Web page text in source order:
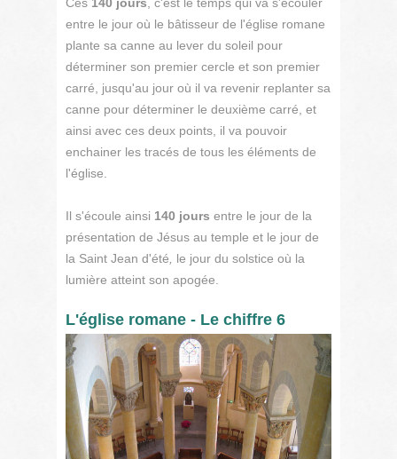
entre le jour où le bâtisseur de l'église romane
plante sa canne au lever du soleil pour
déterminer son premier cercle et son premier
carré, jusqu'au jour où il va revenir replanter sa
canne pour déterminer le deuxième carré, et
ainsi avec ces deux points, il va pouvoir
enchainer les tracés de tous les éléments de
l'église.
Il s'écoule ainsi 140 jours entre le jour de la
présentation de Jésus au temple et le jour de
la Saint Jean d'été
le jour du solstice où la
lumière atteint son apogée.
L'église romane - Le chiffre 6